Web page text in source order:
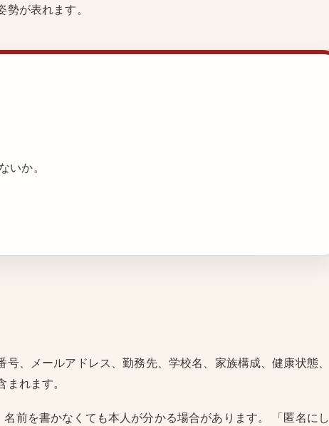
が表れます。
いか。
、メールアドレス、勤務先、学校名、家族構成、健康状態、
れます。
前を書かなくても本人が分かる場合があります。 「匿名にし